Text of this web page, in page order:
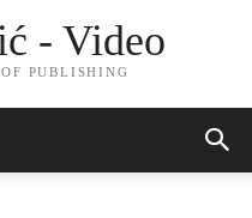
- Video
PUBLISHING